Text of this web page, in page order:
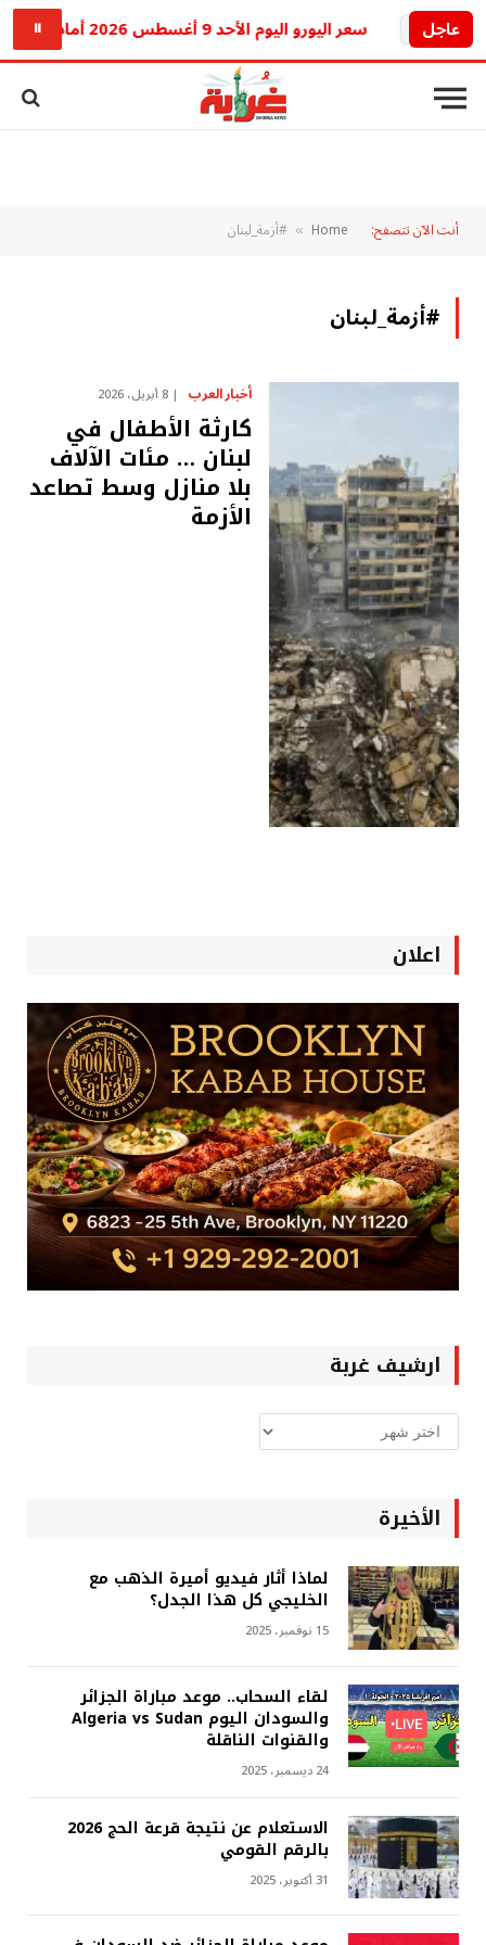
عاجل سعر اليورو اليوم الأحد 9 أغسطس 2026 أمام الجنيه المصري.. تراجع جديد في البنوك ⏸
أنت الآن تتصفح: Home
» #أزمة_لبنان
#أزمة_لبنان
أخبار العرب 8 أبريل، 2026
كارثة الأطفال في
لبنان … مئات الآلاف
بلا منازل وسط تصاعد
الأزمة
اعلان
ارشيف غربة
ارشيف
غربة
الأخيرة
لماذا أثار فيديو أميرة الذهب مع
الخليجي كل هذا الجدل؟
15 نوفمبر، 2025
لقاء السحاب.. موعد مباراة الجزائر
والسودان اليوم Algeria vs Sudan
والقنوات الناقلة
24 ديسمبر، 2025
الاستعلام عن نتيجة قرعة الحج 2026
بالرقم القومي
31 أكتوبر، 2025